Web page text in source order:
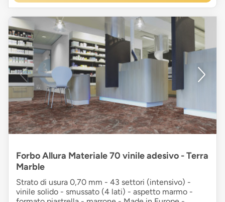
Forbo Allura Materiale 70 vinile adesivo - Terra
Marble
Strato di usura 0,70 mm - 43 settori (intensivo) -
vinile solido - smussato (4 lati) - aspetto marmo -